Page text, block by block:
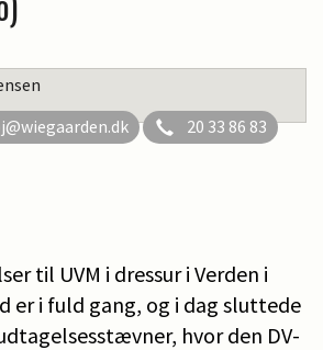
20 33 86 83
til UVM i dressur i Verden i
er i fuld gang, og i dag sluttede
hvor den DV-